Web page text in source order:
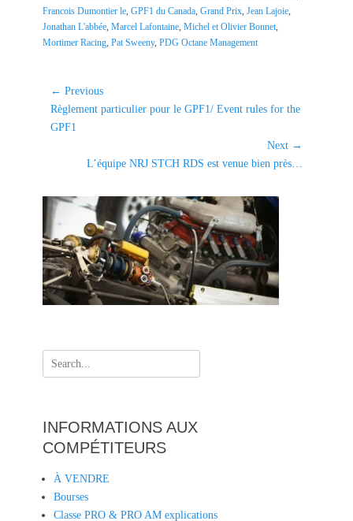
a
t
e
a
g
s
Francois Dumontier le GPF1 du Canada Grand Prix Jean Lajoie
Jonathan L'abbée Marcel Lafontaine Michel et Olivier Bonnet
Mortimer Racing Pat Sweeny, PDG Octane Management
Navigation
de
l'article
← Previous
Previous
post:
Règlement particulier pour le GPF1/ Event rules for the
GPF1
Next →
L’équipe NRJ STCH RDS est venue bien près…
Search
for:
INFORMATIONS AUX
COMPÉTITEURS
À VENDRE
Bourses
Classe PRO & PRO AM explications